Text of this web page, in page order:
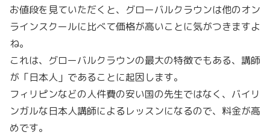
お値段を見ていただくと、グローバルクラウンは他のオン
ラインスクールに比べて価格が高いことに気がつきますよ
ね。
これは、グローバルクラウンの最大の特徴でもある、講師
が「日本人」であることに起因します。
フィリピンなどの人件費の安い国の先生ではなく、バイリ
ンガルな日本人講師によるレッスンになるので、料金が高
めです。